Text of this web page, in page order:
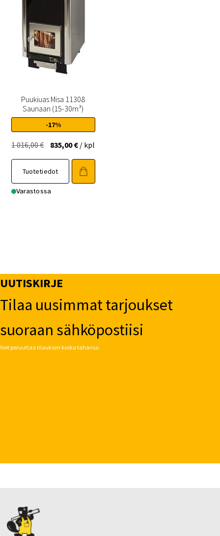
Puukiuas Misa 11308
Saunaan (15-30m³)
-17%
1 016,00€ Alkuperäinen
hinta
oli:
1
016,00 €.
835,00€Nykyinen
hinta
on:
835,00 €.
/ kpl
Tuotetiedot
Varastossa
UUTISKIRJE
Tilaa uusimmat tarjoukset
suoraan sähköpostiisi
Voit peruuttaa tilauksen koska tahansa.